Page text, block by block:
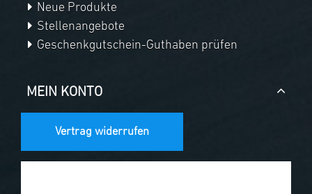
Neue Produkte
Stellenangebote
Geschenkgutschein-Guthaben prüfen
MEIN KONTO
Vertrag widerrufen